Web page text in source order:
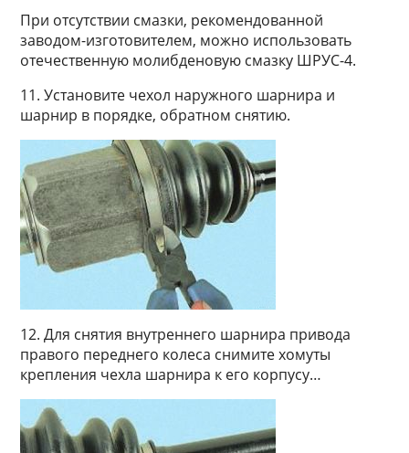
При отсутствии смазки, рекомендованной
заводом-изготовителем, можно использовать
отечественную молибденовую смазку ШРУС-4.
11. Установите чехол наружного шарнира и
шарнир в порядке, обратном снятию.
12. Для снятия внутреннего шарнира привода
правого переднего колеса снимите хомуты
крепления чехла шарнира к его корпусу…